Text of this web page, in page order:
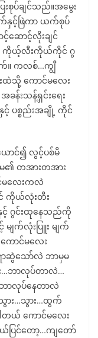
းစုပ်ချင်သည်။အမွေး
င့်ဖြဲကာ ယက်စုပ်
ဆောင့်လိုးချင်
မို့ ကိုယ့်လီးကိုယ်ကိုင် ဂွ
။ ကလစ်…ကျွီ
သို့ ကောင်မလေး
းသန့်ရှင်းရေး
ပစ္စည်းအချို့ ကိုင်
ာင်၍ လွင့်ပစ်မိ
မ၏ တအားတအား
လေးကလဲ
ကိုယ်လုံးတီး
င့် ဂွင်းထုနေသည်ကို
မျက်လုံးပြူး မျက်
ောင်မလေး
ဆွဲသော်လဲ ဘာမှမ
…ဘာလုပ်တာလဲ…
ဘာလုပ်နေတာလဲ
ား…သွား…ထွက်
ယ် ကောင်မလေး
ြင်တော့…ကျတော်